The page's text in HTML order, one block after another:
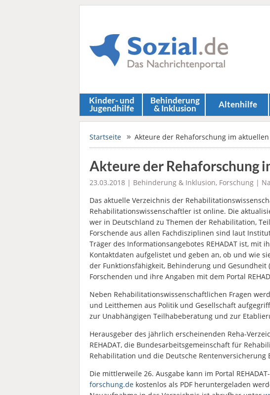
Kinder- und
Jugendhilfe
Behinderung
& Inklusion Altenhilfe
Startseite Akteure der Rehaforschung im
Akteure der Rehaforschung
23.03.2018 | Behinderung & Inklusion, Forschung |
Das aktuelle Verzeichnis der
Rehabilitationswissenschaftler ist online. Die
wer in Deutschland zu Themen der Rehabilitation,
Forschende aus allen Fachdisziplinen sind laut
Träger des Informationsangebotes REHADAT ist, mit
Kontaktdaten aufgelistet und geben an, ob und wie
der Funktionsfähigkeit, Behinderung und Gesundheit
Forschenden und ihre Angaben mit dem Portal
Neben Rehabilitationswissenschaftlichen Fragen
und Leitthemen aus Politik und Gesellschaft
zur Unabhängigen Teilhabeberatung und zur
Herausgeber des jährlich erscheinenden Reha-
REHADAT, die Bundesarbeitsgemeinschaft für
Rehabilitation und die Deutsche Rentenversicherung
Die mittlerweile 26. Ausgabe kann im Portal
forschung.de kostenlos als PDF heruntergeladen